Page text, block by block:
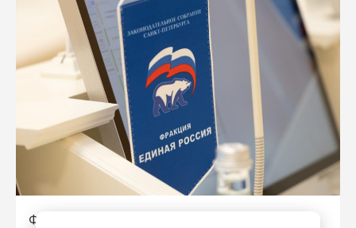
Фото: Олег Золото/«Петербургский дневник»